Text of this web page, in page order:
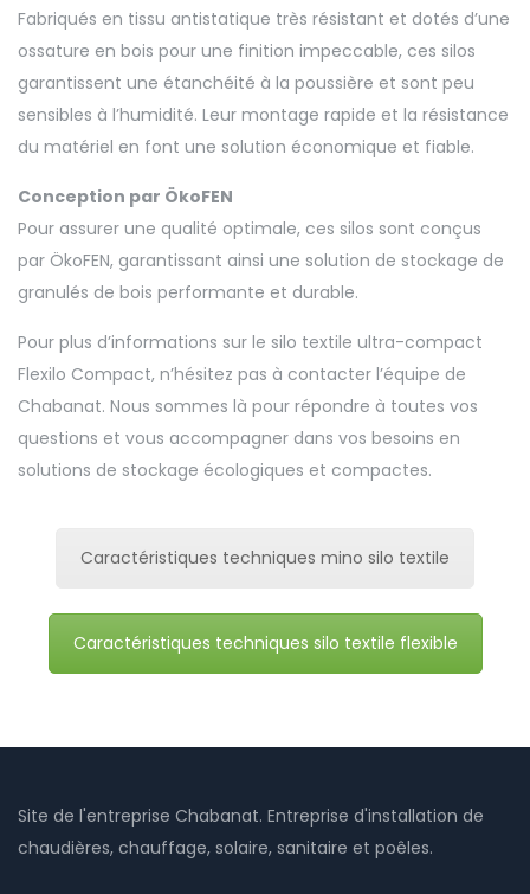
Fabriqués en tissu antistatique très résistant et dotés d’une
ossature en bois pour une finition impeccable, ces silos
garantissent une étanchéité à la poussière et sont peu
sensibles à l’humidité. Leur montage rapide et la résistance
du matériel en font une solution économique et fiable.
Conception par ÖkoFEN
Pour assurer une qualité optimale, ces silos sont conçus
par ÖkoFEN, garantissant ainsi une solution de stockage de
granulés de bois performante et durable.
Pour plus d’informations sur le silo textile ultra-compact
Flexilo Compact, n’hésitez pas à contacter l’équipe de
Chabanat. Nous sommes là pour répondre à toutes vos
questions et vous accompagner dans vos besoins en
solutions de stockage écologiques et compactes.
Caractéristiques techniques mino silo textile
Caractéristiques techniques silo textile flexible
Site de l'entreprise Chabanat. Entreprise d'installation de
chaudières, chauffage, solaire, sanitaire et poêles.